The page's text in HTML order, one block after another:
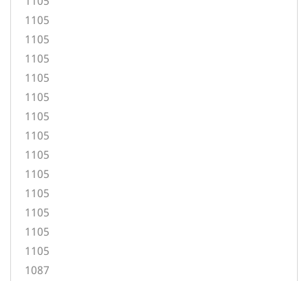
1105
1105
1105
1105
1105
1105
1105
1105
1105
1105
1105
1105
1105
1087